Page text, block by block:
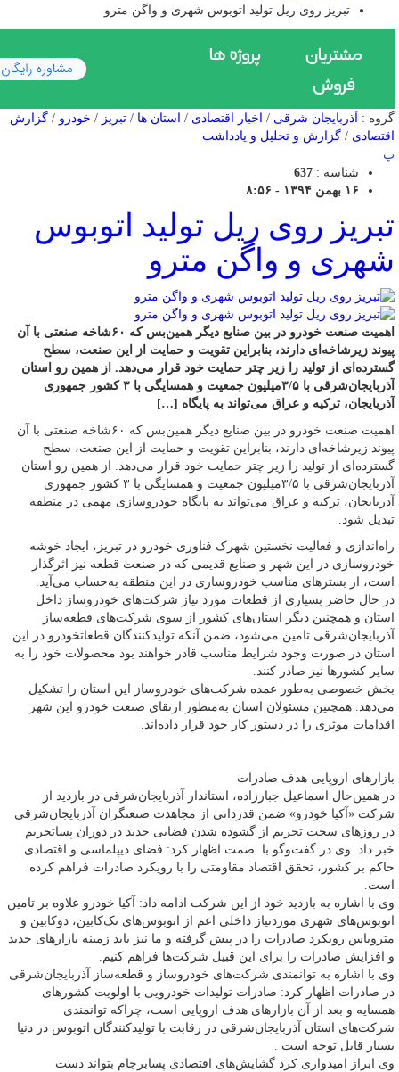
تبریز روی ریل تولید اتوبوس شهری و واگن مترو
گروه : آذربایجان شرقی / اخبار اقتصادی / استان ها / تبریز / خودرو / گزارش
اقتصادی / گزارش و تحلیل و یادداشت
پ
شناسه : 637
۱۶ بهمن ۱۳۹۴ - ۸:۵۶
تبریز روی ریل تولید اتوبوس
شهری و واگن مترو
اهمیت صنعت خودرو در بین صنایع دیگر همین‌بس که ۶۰شاخه صنعتی با آن
پیوند زیرشاخه‌ای دارند، بنابراین تقویت و حمایت از این صنعت، سطح
گسترده‌ای از تولید را زیر چتر حمایت خود قرار می‌دهد. از همین رو استان
آذربایجان‌شرقی با ۳/۵میلیون جمعیت و همسایگی با ۳ کشور جمهوری
آذربایجان، ترکیه و عراق می‌تواند به پایگاه […]
اهمیت صنعت خودرو در بین صنایع دیگر همین‌بس که ۶۰شاخه صنعتی با آن
پیوند زیرشاخه‌ای دارند، بنابراین تقویت و حمایت از این صنعت، سطح
گسترده‌ای از تولید را زیر چتر حمایت خود قرار می‌دهد. از همین رو استان
آذربایجان‌شرقی با ۳/۵میلیون جمعیت و همسایگی با ۳ کشور جمهوری
آذربایجان، ترکیه و عراق می‌تواند به پایگاه خودروسازی مهمی در منطقه
تبدیل شود.
راه‌اندازی و فعالیت نخستین شهرک فناوری خودرو در تبریز، ایجاد خوشه
خودروسازی در این شهر و صنایع قدیمی که در صنعت قطعه نیز اثرگذار
است، از بسترهای مناسب خودروسازی در این منطقه به‌حساب می‌آید.
در حال حاضر بسیاری از قطعات مورد نیاز شرکت‌های خودروساز داخل
استان و همچنین دیگر استان‌های کشور از سوی شرکت‌های قطعه‌ساز
آذربایجان‌شرقی تامین می‌شود، ضمن آنکه تولیدکنندگان قطعاتخودرو در این
استان در صورت وجود شرایط مناسب قادر خواهند بود محصولات خود را به
سایر کشورها نیز صادر کنند.
بخش خصوصی به‌طور عمده شرکت‌های خودروساز این استان را تشکیل
می‌دهد. همچنین مسئولان استان به‌منظور ارتقای صنعت خودرو این شهر
اقدامات موثری را در دستور کار خود قرار داده‌اند.
بازارهای اروپایی هدف صادرات
در همین‌حال اسماعیل جبارزاده، استاندار آذربایجان‌شرقی در بازدید از
شرکت «آکیا خودرو» ضمن قدردانی از مجاهدت صنعتگران آذربایجان‌شرقی
در روزهای سخت تحریم از گشوده شدن فضایی جدید در دوران پساتحریم
خبر داد. وی در گفت‌وگو با صمت اظهار کرد: فضای دیپلماسی و اقتصادی
حاکم بر کشور، تحقق اقتصاد مقاومتی را با رویکرد صادرات فراهم کرده
است.
وی با اشاره به بازدید خود از این شرکت ادامه داد: آکیا خودرو علاوه بر تامین
اتوبوس‌های شهری موردنیاز داخلی اعم از اتوبوس‌های تک‌کابین، دوکابین و
متروباس رویکرد صادرات را در پیش گرفته و ما نیز باید زمینه بازارهای جدید
و افزایش صادرات را برای این قبیل شرکت‌ها فراهم کنیم.
وی با اشاره به توانمندی شرکت‌های خودروساز و قطعه‌ساز آذربایجان‌شرقی
در صادرات اظهار کرد: صادرات تولیدات خودرویی با اولویت کشورهای
همسایه و بعد از آن بازارهای هدف اروپایی است، چراکه توانمندی
شرکت‌های استان آذربایجان‌شرقی در رقابت با تولیدکنندگان اتوبوس در دنیا
بسیار قابل توجه است .
وی ابراز امیدواری کرد گشایش‌های اقتصادی پسابرجام بتواند دست